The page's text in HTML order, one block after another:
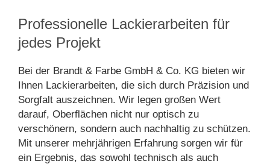
Professionelle Lackierarbeiten für
jedes Projekt
Bei der Brandt & Farbe GmbH & Co. KG bieten wir
Ihnen Lackierarbeiten, die sich durch Präzision und
Sorgfalt auszeichnen. Wir legen großen Wert
darauf, Oberflächen nicht nur optisch zu
verschönern, sondern auch nachhaltig zu schützen.
Mit unserer mehrjährigen Erfahrung sorgen wir für
ein Ergebnis, das sowohl technisch als auch